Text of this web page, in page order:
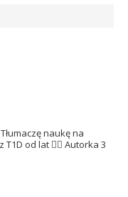
Tłumaczę naukę na
T1D od lat 👩‍⚕️ Autorka 3